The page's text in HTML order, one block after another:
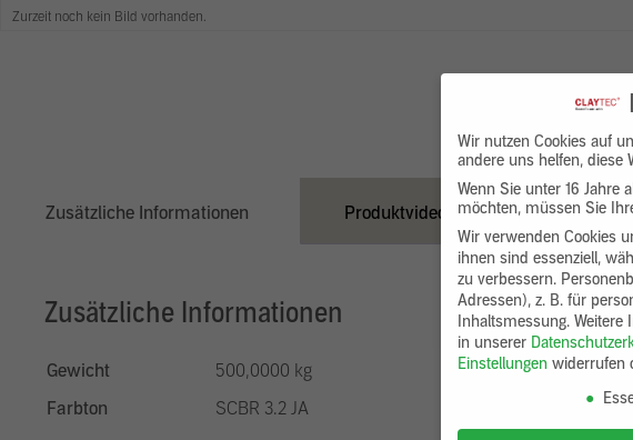
Zurzeit noch kein Bild vorhanden.
Zusätzliche Informationen Produktvideo Downloads
Zusätzliche Informationen
Gewicht
500,0000 kg
Farbton
SCBR 3.2 JA
Wir nutzen Cookies auf
andere uns helfen, diese
Wenn Sie unter 16 Jahre
möchten, müssen Sie
Wir verwenden Cookies
ihnen sind essenziell,
zu verbessern.
Adressen), z. B. für
Inhaltsmessung. Weitere
in unserer
Einstellungen widerrufen